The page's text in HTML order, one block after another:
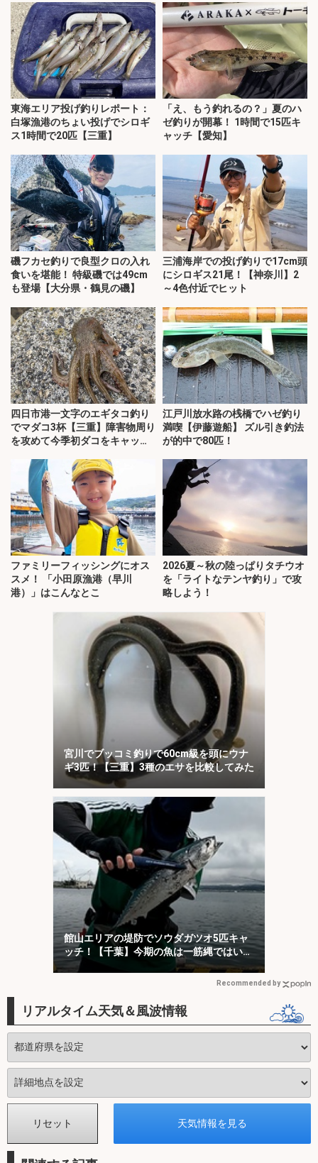
東海エリア投げ釣りレポート：
白塚漁港のちょい投げでシロギ
ス1時間で20匹【三重】
「え、もう釣れるの？」夏のハ
ゼ釣りが開幕！ 1時間で15匹キ
ャッチ【愛知】
磯フカセ釣りで良型クロの入れ
食いを堪能！ 特級磯では49cm
も登場【大分県・鶴見の磯】
三浦海岸での投げ釣りで17cm頭
にシロギス21尾！【神奈川】2
～4色付近でヒット
四日市港一文字のエギタコ釣り
でマダコ3杯【三重】障害物周り
を攻めて今季初ダコをキャッ
江戸川放水路の桟橋でハゼ釣り
満喫【伊藤遊船】 ズル引き釣法
が的中で80匹！
ファミリーフィッシングにオス
スメ！ 「小田原漁港（早川
港）」はこんなとこ
2026夏～秋の陸っぱりタチウオ
を「ライトなテンヤ釣り」で攻
略しよう！
宮川でブッコミ釣りで60cm級を頭にウナ
ギ3匹！【三重】3種のエサを比較してみた
館山エリアの堤防でソウダガツオ5匹キャ
ッチ！【千葉】今期の魚は一筋縄ではいか
ない？
Recommended by
リアルタイム天気＆風波情報